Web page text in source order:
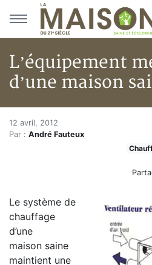
Aller au menu principal
Aller au contenu principal
L’équipement
d’une maison
Accueil
Articles
Hypersensibilités
L’équipement mécanique
L’équipement
12 avril, 2012
Par : André Fauteux
Le système de
chauffage
d’une
maison saine
maintient une